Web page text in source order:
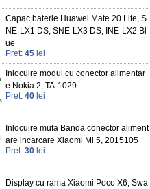
Capac baterie Huawei Mate 20 Lite, S
NE-LX1 DS, SNE-LX3 DS, INE-LX2 Bl
ue
Pret: 45 lei
Inlocuire modul cu conector alimentar
e Nokia 2, TA-1029
Pret: 40 lei
Inlocuire mufa Banda conector aliment
are incarcare Xiaomi Mi 5, 2015105
Pret: 30 lei
Display cu rama Xiaomi Poco X6, Swa